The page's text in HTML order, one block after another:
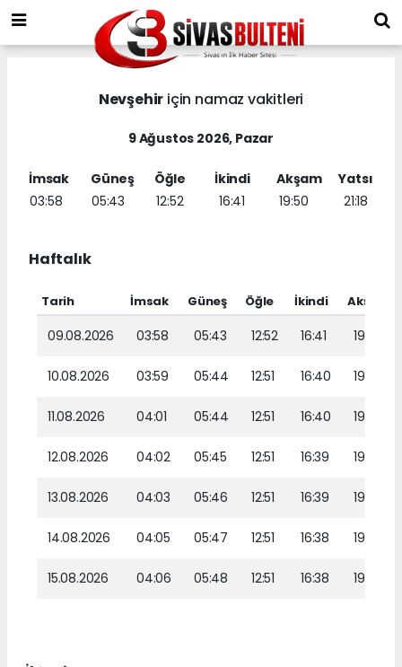
Nevşehir için namaz vakitleri
9 Ağustos 2026, Pazar
İmsak
03:58
Güneş
05:43
Öğle
12:52
İkindi
16:41
Akşam
19:50
Yatsı
21:18
Haftalık
Tarih İmsak Güneş Öğle İkindi Akşam
09.08.2026 03:58 05:43 12:52 16:41 19:50
10.08.2026 03:59 05:44 12:51 16:40 19:49
11.08.2026 04:01 05:44 12:51 16:40 19:48
12.08.2026 04:02 05:45 12:51 16:39 19:46
13.08.2026 04:03 05:46 12:51 16:39 19:45
14.08.2026 04:05 05:47 12:51 16:38 19:44
15.08.2026 04:06 05:48 12:51 16:38 19:43